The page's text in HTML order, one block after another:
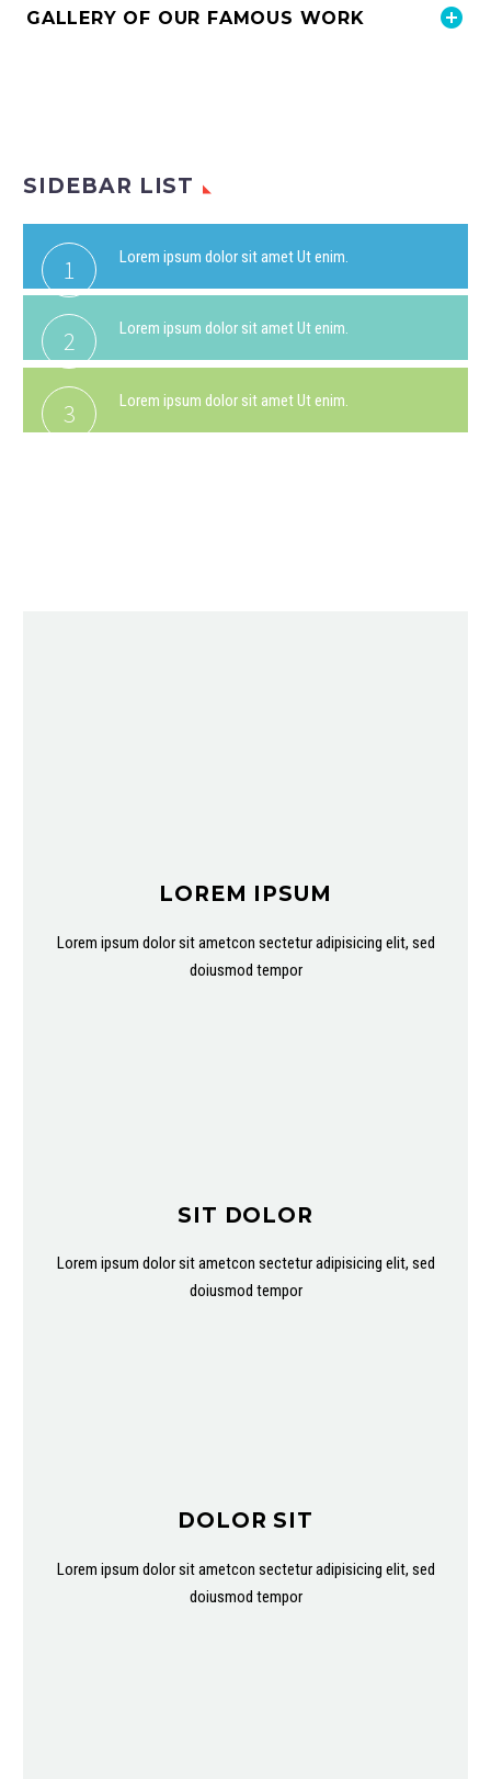
GALLERY OF OUR FAMOUS WORK
SIDEBAR LIST
1 Lorem ipsum dolor sit amet Ut enim.
2 Lorem ipsum dolor sit amet Ut enim.
3 Lorem ipsum dolor sit amet Ut enim.
LOREM IPSUM
Lorem ipsum dolor sit ametcon sectetur adipisicing elit, sed
doiusmod tempor
SIT DOLOR
Lorem ipsum dolor sit ametcon sectetur adipisicing elit, sed
doiusmod tempor
DOLOR SIT
Lorem ipsum dolor sit ametcon sectetur adipisicing elit, sed
doiusmod tempor